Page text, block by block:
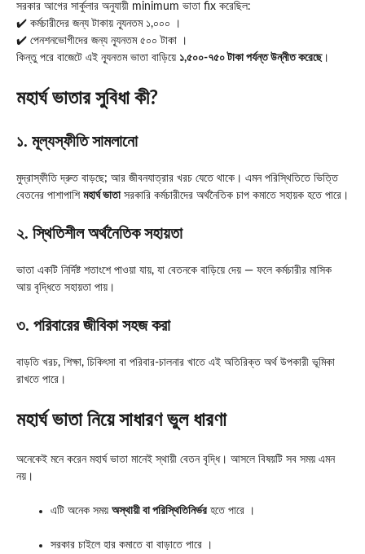
সরকার আগের সার্কুলার অনুযায়ী minimum ভাতা fix করেছিল:
✔️ কর্মচারীদের জন্য টাকায় ন্যূনতম ১,০০০ ।
✔️ পেনশনভোগীদের জন্য ন্যূনতম ৫০০ টাকা ।
কিন্তু পরে বাজেটে এই ন্যূনতম ভাতা বাড়িয়ে ১,৫০০-৭৫০ টাকা পর্যন্ত উন্নীত করেছে।
মহার্ঘ ভাতার সুবিধা কী?
১. মূল্যস্ফীতি সামলানো
মুদ্রাস্ফীতি দ্রুত বাড়ছে; আর জীবনযাত্রার খরচ যেতে থাকে। এমন পরিস্থিতিতে ভিত্তি
বেতনের পাশাপাশি মহার্ঘ ভাতাসরকারি কর্মচারীদের অর্থনৈতিক চাপ কমাতে সহায়ক হতে পারে।
২. স্থিতিশীল অর্থনৈতিক সহায়তা
ভাতা একটি নির্দিষ্ট শতাংশে পাওয়া যায়, যা বেতনকে বাড়িয়ে দেয় — ফলে কর্মচারীর মাসিক
আয় বৃদ্ধিতে সহায়তা পায়।
৩. পরিবারের জীবিকা সহজ করা
বাড়তি খরচ, শিক্ষা, চিকিৎসা বা পরিবার-চালনার খাতে এই অতিরিক্ত অর্থ উপকারী ভূমিকা
রাখতে পারে।
মহার্ঘ ভাতা নিয়ে সাধারণ ভুল ধারণা
অনেকেই মনে করেন মহার্ঘ ভাতা মানেই স্থায়ী বেতন বৃদ্ধি। আসলে বিষয়টি সব সময় এমন
নয়।
এটি অনেক সময় অস্থায়ী বা পরিস্থিতিনির্ভর হতে পারে ।
সরকার চাইলে হার কমাতে বা বাড়াতে পারে ।